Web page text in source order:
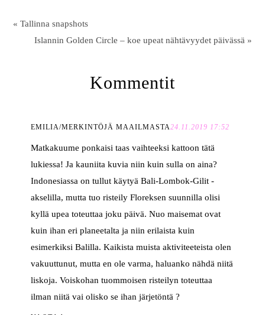
« Tallinna snapshots
Islannin Golden Circle – koe upeat nähtävyydet päivässä »
Kommentit
EMILIA/MERKINTÖJÄ MAAILMASTA24.11.2019 17:52
Matkakuume ponkaisi taas vaihteeksi kattoon tätä
lukiessa! Ja kauniita kuvia niin kuin sulla on aina?
Indonesiassa on tullut käytyä Bali-Lombok-Gilit -
akselilla, mutta tuo risteily Floreksen suunnilla olisi
kyllä upea toteuttaa joku päivä. Nuo maisemat ovat
kuin ihan eri planeetalta ja niin erilaista kuin
esimerkiksi Balilla. Kaikista muista aktiviteeteista olen
vakuuttunut, mutta en ole varma, haluanko nähdä niitä
liskoja. Voiskohan tuommoisen risteilyn toteuttaa
ilman niitä vai olisko se ihan järjetöntä ?